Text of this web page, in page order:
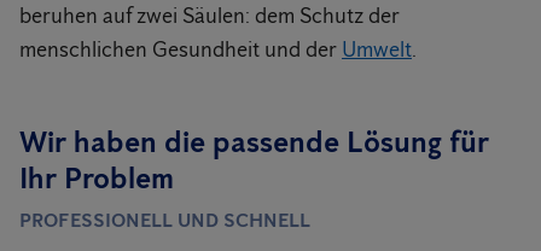
beruhen auf zwei Säulen: dem Schutz der
menschlichen Gesundheit und der Umwelt.
Wir haben die passende Lösung für
Ihr Problem
PROFESSIONELL UND SCHNELL